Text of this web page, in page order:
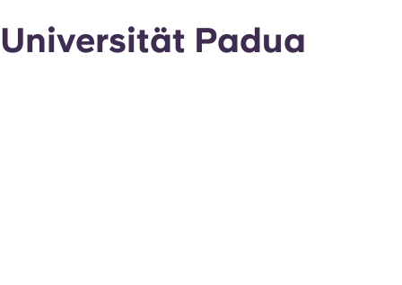
Universität Padua